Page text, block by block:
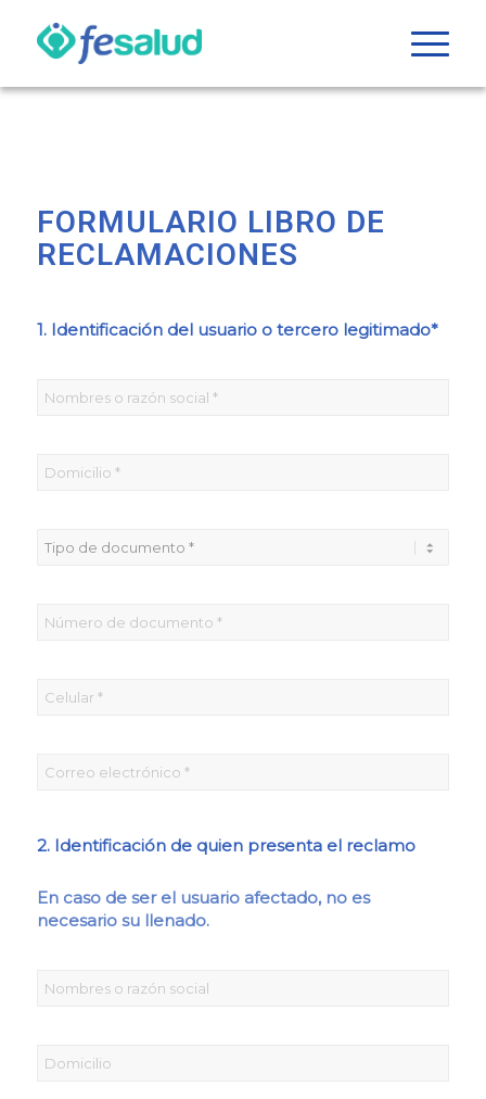
FORMULARIO LIBRO DE
RECLAMACIONES
1. Identificación del usuario o tercero legitimado*
2. Identificación de quien presenta el reclamo
En caso de ser el usuario afectado, no es
necesario su llenado.